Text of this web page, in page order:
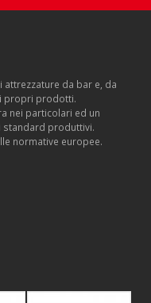
attrezzature da bar e, da
propri prodotti.
nei particolari ed un
standard produttivi.
normative europee.